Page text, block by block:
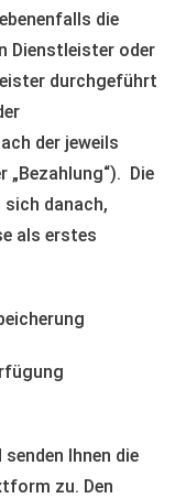
die
Dienstleister oder
durchgeführt
der jeweils
Die
danach,
als erstes
Ihnen die
zu. Den